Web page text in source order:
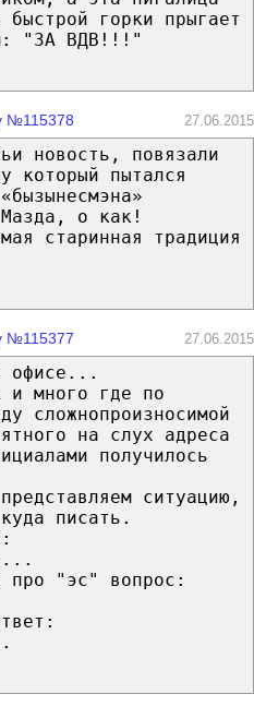
горки прыгает
"ЗА ВДВ!!!"
№115378 27.06.2015
новость, повязали
который пытался
Мазда, о как!
старинная традиция
№115377 27.06.2015
офисе...
и много где по
сложнопроизносимой
на слух адреса
получилось
ситуацию,
писать.
про "эс" вопрос: